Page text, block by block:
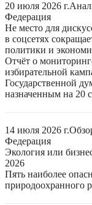
20 июля 2026 г.
Федерация
Не место для
в соцсетях
политики и
Отчёт о
избирательной
Государственной
назначенным на 20
14 июля 2026 г.
Федерация
Экология или
2026
Пять наиболее
природоохранного